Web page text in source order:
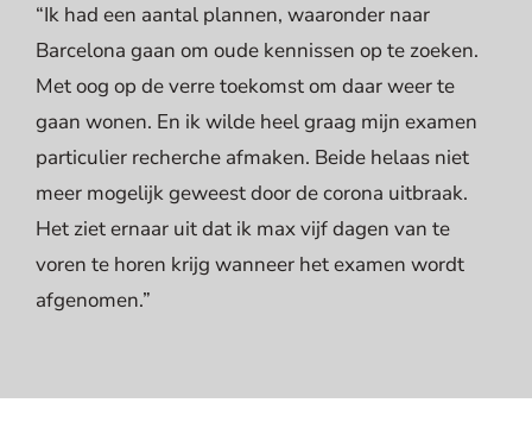
“Ik had een aantal plannen, waaronder naar
Barcelona gaan om oude kennissen op te zoeken.
Met oog op de verre toekomst om daar weer te
gaan wonen. En ik wilde heel graag mijn examen
particulier recherche afmaken. Beide helaas niet
meer mogelijk geweest door de corona uitbraak.
Het ziet ernaar uit dat ik max vijf dagen van te
voren te horen krijg wanneer het examen wordt
afgenomen.”